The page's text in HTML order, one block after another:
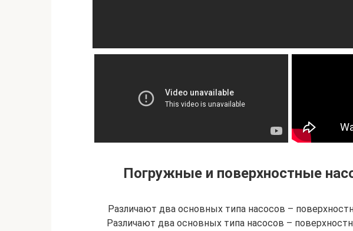
Погружные и поверхностные
Различают два основных типа насосов –
Различают два основных типа насосов –